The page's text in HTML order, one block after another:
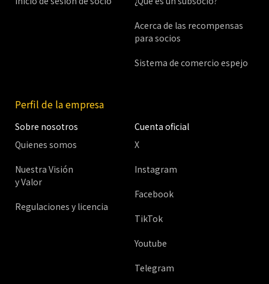
Acerca de las recompensas
para socios
Sistema de comercio espejo
Perfil de la empresa
Sobre nosotros
Quienes somos
Nuestra Visión
y Valor
Regulaciones y licencia
Cuenta oficial
X
Instagram
Facebook
TikTok
Youtube
Telegram